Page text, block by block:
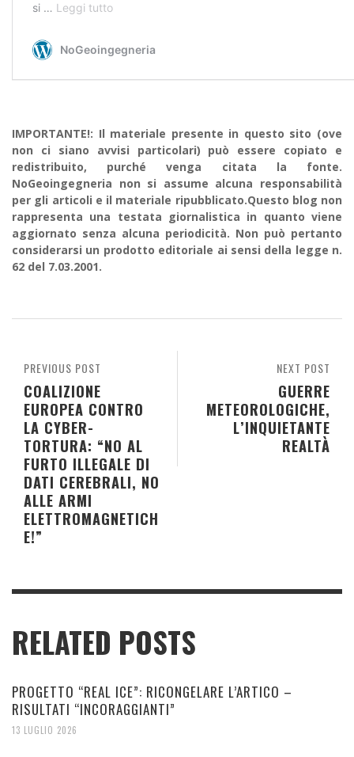
IMPORTANTE!: Il materiale presente in questo sito (ove
non ci siano avvisi particolari) può essere copiato e
redistribuito, purché venga citata la fonte.
NoGeoingegneria non si assume alcuna responsabilità
per gli articoli e il materiale ripubblicato.Questo blog non
rappresenta una testata giornalistica in quanto viene
aggiornato senza alcuna periodicità. Non può pertanto
considerarsi un prodotto editoriale ai sensi della legge n.
62 del 7.03.2001.
NEXT POST
GUERRE
METEOROLOGICHE,
L’INQUIETANTE
REALTÀ
PREVIOUS POST
COALIZIONE
EUROPEA CONTRO
LA CYBER-
TORTURA: “NO AL
FURTO ILLEGALE DI
DATI CEREBRALI, NO
ALLE ARMI
ELETTROMAGNETICH
E!”
RELATED POSTS
PROGETTO “REAL ICE”: RICONGELARE L’ARTICO –
RISULTATI “INCORAGGIANTI”
13 LUGLIO 2026